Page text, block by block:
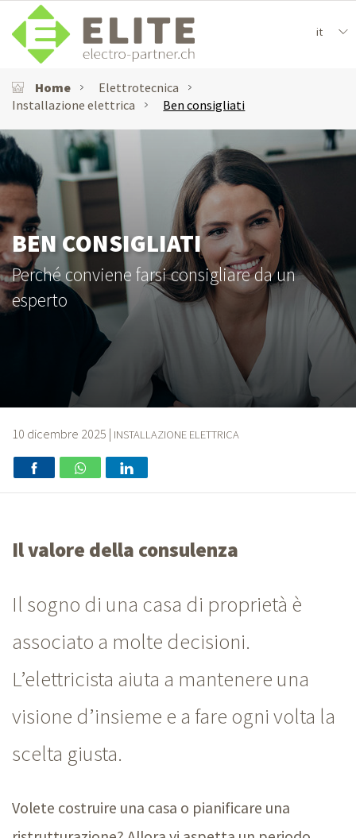
it
Home
Elettrotecnica
Installazione elettrica
Ben consigliati
BEN CONSIGLIATI
Perché conviene farsi consigliare da un
esperto
10 dicembre 2025 | INSTALLAZIONE ELETTRICA
Il valore della consulenza
Il sogno di una casa di proprietà è
associato a molte decisioni.
L’elettricista aiuta a mantenere una
visione d’insieme e a fare ogni volta la
scelta giusta.
Volete costruire una casa o pianificare una